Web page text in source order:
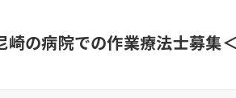
の病院での作業療法士募集